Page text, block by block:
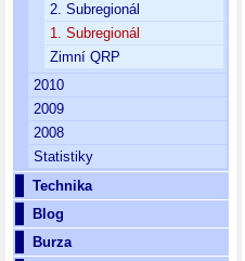
2. Subregionál
1. Subregionál
Zimní QRP
2010
2009
2008
Statistiky
Technika
Blog
Burza